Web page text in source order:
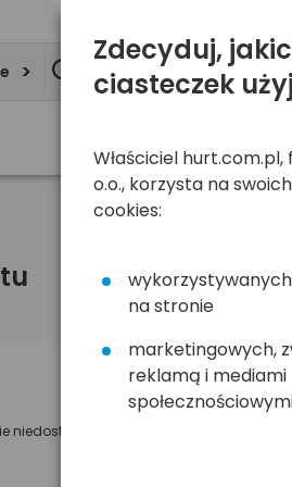
niedostępny
Powiadom
Zdecyduj,
ciasteczek
Właściciel
o.o., korzysta na
cookies:
na stronie
marketingowych,
reklamą i mediami